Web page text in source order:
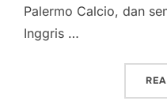
Palermo Calcio, dan
Inggris …